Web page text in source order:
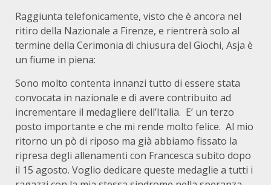
Raggiunta telefonicamente, visto che è ancora nel
ritiro della Nazionale a Firenze, e rientrerà solo al
termine della Cerimonia di chiusura del Giochi, Asja è
un fiume in piena:
Sono molto contenta innanzi tutto di essere stata
convocata in nazionale e di avere contribuito ad
incrementare il medagliere dell’Italia. E’ un terzo
posto importante e che mi rende molto felice. Al mio
ritorno un pò di riposo ma già abbiamo fissato la
ripresa degli allenamenti con Francesca subito dopo
il 15 agosto. Voglio dedicare queste medaglie a tutti i